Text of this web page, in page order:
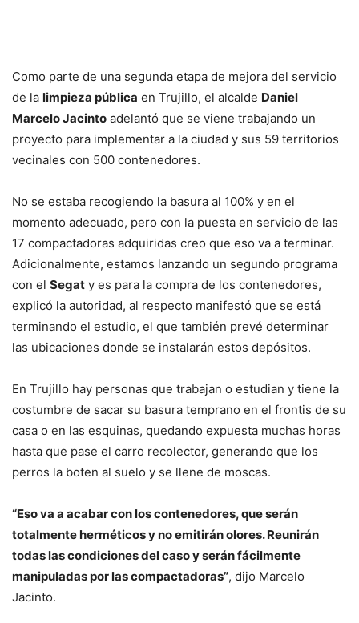
Como parte de una segunda etapa de mejora del servicio
de la limpieza pública en Trujillo, el alcalde Daniel
Marcelo Jacinto adelantó que se viene trabajando un
proyecto para implementar a la ciudad y sus 59 territorios
vecinales con 500 contenedores.
No se estaba recogiendo la basura al 100% y en el
momento adecuado, pero con la puesta en servicio de las
17 compactadoras adquiridas creo que eso va a terminar.
Adicionalmente, estamos lanzando un segundo programa
con el Segat y es para la compra de los contenedores,
explicó la autoridad, al respecto manifestó que se está
terminando el estudio, el que también prevé determinar
las ubicaciones donde se instalarán estos depósitos.
En Trujillo hay personas que trabajan o estudian y tiene la
costumbre de sacar su basura temprano en el frontis de su
casa o en las esquinas, quedando expuesta muchas horas
hasta que pase el carro recolector, generando que los
perros la boten al suelo y se llene de moscas.
“Eso va a acabar con los contenedores, que serán
totalmente herméticos y no emitirán olores. Reunirán
todas las condiciones del caso y serán fácilmente
manipuladas por las compactadoras”, dijo Marcelo
Jacinto.